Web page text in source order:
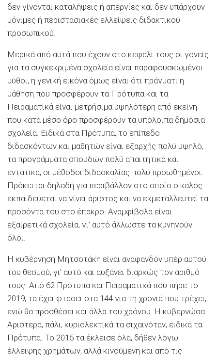
δεν γίνονται καταλήψεις ή απεργίες και δεν υπάρχουν
μόνιμες ή περιστασιακές ελλείψεις διδακτικού
προσωπικού.
Μερικά από αυτά που έχουν στο κεφάλι τους οι γονείς
για τα συγκεκριμένα σχολεία είναι παραφουσκωμένοι
μύθοι, η γενική εικόνα όμως είναι ότι πράγματι η
μάθηση που προσφέρουν τα Πρότυπα και τα
Πειραματικά είναι μετρήσιμα υψηλότερη από εκείνη
που κατά μέσο όρο προσφέρουν τα υπόλοιπα δημόσια
σχολεία. Ειδικά στα Πρότυπα, το επίπεδο
διδασκόντων και μαθητών είναι εξαρχής πολύ υψηλό,
τα προγράμματα σπουδών πολύ απαιτητικά και
εντατικά, οι μέθοδοι διδασκαλίας πολύ προωθημένοι.
Πρόκειται δηλαδή για περιβάλλον στο οποίο ο καλός
εκπαιδεύεται να γίνει άριστος και να εκμεταλλευτεί τα
προσόντα του στο έπακρο. Αναμφίβολα είναι
εξαιρετικά σχολεία, γι’ αυτό άλλωστε τα κυνηγούν
όλοι.
Η κυβέρνηση Μητσοτάκη είναι αναφανδόν υπέρ αυτού
του θεσμού, γι’ αυτό και αυξάνει διαρκώς τον αριθμό
τους. Από 62 Πρότυπα και Πειραματικά που πήρε το
2019, τα έχει φτάσει στα 144 για τη χρονιά που τρέχει,
ενώ θα προσθέσει και άλλα του χρόνου. Η κυβερνώσα
Αριστερά, πάλι, κυριολεκτικά τα σιχαινόταν, ειδικά τα
Πρότυπα. Το 2015 τα έκλεισε όλα, δήθεν λόγω
έλλειψης χρημάτων, αλλά κινούμενη και από τις